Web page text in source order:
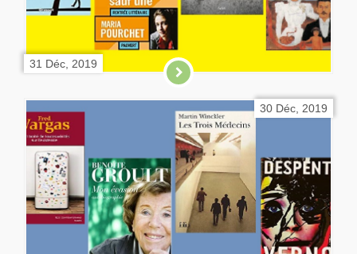
31 Déc, 2019
30 Déc, 2019